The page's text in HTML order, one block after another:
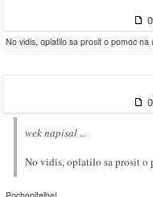
No vidis, oplatilo sa prosit o pomoc na
wek napísal ...
No vidis, oplatilo sa prosit o